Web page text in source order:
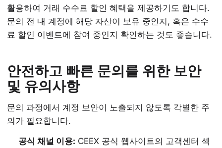
활용하여 거래 수수료 할인 혜택을 제공하기도 합니다.
문의 전 내 계정에 해당 자산이 보유 중인지, 혹은 수수
료 할인 이벤트에 참여 중인지 확인하는 것도 좋습니다.
안전하고 빠른 문의를 위한 보안
및 유의사항
문의 과정에서 계정 보안이 노출되지 않도록 각별한 주
의가 필요합니다.
공식 채널 이용: CEEX 공식 웹사이트의 고객센터 섹